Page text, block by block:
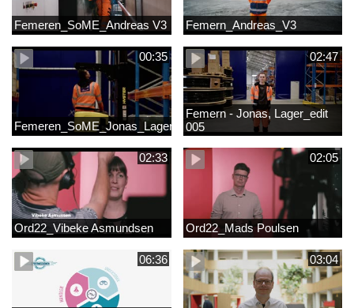
Femeren_SoME_Andreas V3 Femern_Andreas_V3
00:35
Femeren_SoME_Jonas_Lager
02:47
Femern - Jonas, Lager_edit
005
02:33
Ord22_Vibeke Asmundsen
02:05
Ord22_Mads Poulsen
06:36 03:04